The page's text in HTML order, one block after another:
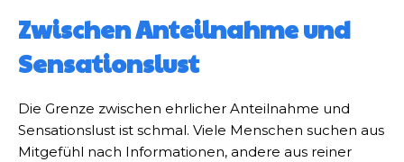
Zwischen Anteilnahme und
Sensationslust
Die Grenze zwischen ehrlicher Anteilnahme und
Sensationslust ist schmal. Viele Menschen suchen aus
Mitgefühl nach Informationen, andere aus reiner